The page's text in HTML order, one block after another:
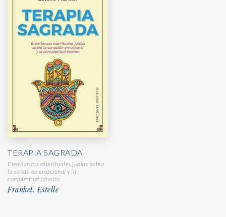
TERAPIA SAGRADA
Enseñanzas espirituales judías sobre
la sanación emocional y la
completitud interior
Frankel, Estelle